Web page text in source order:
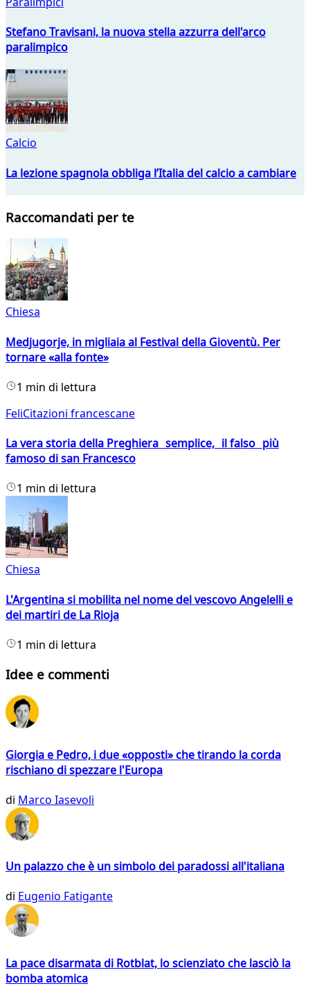
Stefano Travisani, la nuova stella azzurra dell'arco
paralimpico
Calcio
La lezione spagnola obbliga l’Italia del calcio a cambiare
Raccomandati per te
Chiesa
Medjugorje, in migliaia al Festival della Gioventù. Per
tornare «alla fonte»
1 min di lettura
FeliCitazioni francescane
La vera storia della Preghiera semplice, il falso più
famoso di san Francesco
1 min di lettura
Chiesa
L'Argentina si mobilita nel nome del vescovo Angelelli e
dei martiri de La Rioja
1 min di lettura
Idee e commenti
Giorgia e Pedro, i due «opposti» che tirando la corda
rischiano di spezzare l'Europa
di Marco Iasevoli
Un palazzo che è un simbolo dei paradossi all'italiana
di Eugenio Fatigante
La pace disarmata di Rotblat, lo scienziato che lasciò la
bomba atomica